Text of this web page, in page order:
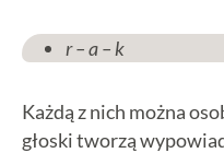
r – a – k
Każdą z nich można
głoski tworzą